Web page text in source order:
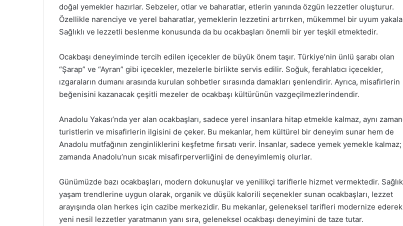
doğal yemekler hazırlar. Sebzeler, otlar ve baharatlar, etlerin yanında özgün lezzetler oluşturur.
Özellikle narenciye ve yerel baharatlar, yemeklerin lezzetini artırrken, mükemmel bir uyum
Sağlıklı ve lezzetli beslenme konusunda da bu ocakbaşları önemli bir yer teşkil etmektedir.
Ocakbaşı deneyiminde tercih edilen içecekler de büyük önem taşır. Türkiye’nin ünlü şarabı olan
“Şarap” ve “Ayran” gibi içecekler, mezelerle birlikte servis edilir. Soğuk, ferahlatıcı içecekler,
ızgaraların dumanı arasında kurulan sohbetler sırasında damakları şenlendirir. Ayrıca, misafirlerin
beğenisini kazanacak çeşitli mezeler de ocakbaşı kültürünün vazgeçilmezlerindendir.
Anadolu Yakası’nda yer alan ocakbaşları, sadece yerel insanlara hitap etmekle kalmaz, aynı
turistlerin ve misafirlerin ilgisini de çeker. Bu mekanlar, hem kültürel bir deneyim sunar hem de
Anadolu mutfağının zenginliklerini keşfetme fırsatı verir. İnsanlar, sadece yemek yemekle kalmaz;
zamanda Anadolu’nun sıcak misafirperverliğini de deneyimlemiş olurlar.
Günümüzde bazı ocakbaşları, modern dokunuşlar ve yenilikçi tariflerle hizmet vermektedir.
yaşam trendlerine uygun olarak, organik ve düşük kalorili seçenekler sunan ocakbaşları, lezzet
arayışında olan herkes için cazibe merkezidir. Bu mekanlar, geleneksel tarifleri modernize ederek
yeni nesil lezzetler yaratmanın yanı sıra, geleneksel ocakbaşı deneyimini de taze tutar.